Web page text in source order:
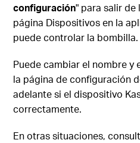
configuración" para salir de
página Dispositivos en la
puede controlar la bombilla.
Puede cambiar el nombre
la página de configuración
adelante si el dispositivo
correctamente.
En otras situaciones,